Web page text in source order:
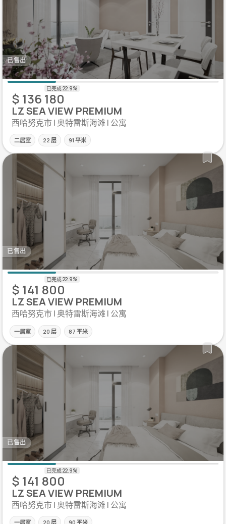
已售出
$ 136 180
LZ SEA VIEW PREMIUM
西哈努克市 | 奥特雷斯海滩 | 公寓
二居室 22 层 91 平米
已售出
$ 141 800
LZ SEA VIEW PREMIUM
西哈努克市 | 奥特雷斯海滩 | 公寓
一居室 20 层 87 平米
已售出
$ 141 800
LZ SEA VIEW PREMIUM
西哈努克市 | 奥特雷斯海滩 | 公寓
一居室 20 层 90 平米